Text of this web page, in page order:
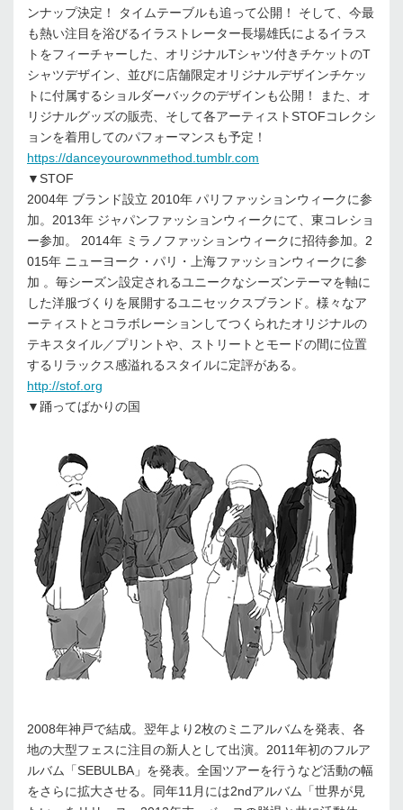
ンナップ決定！ タイムテーブルも追って公開！ そして、今最
も熱い注目を浴びるイラストレーター長場雄氏によるイラス
トをフィーチャーした、オリジナルTシャツ付きチケットのT
シャツデザイン、並びに店舗限定オリジナルデザインチケッ
トに付属するショルダーバックのデザインも公開！ また、オ
リジナルグッズの販売、そして各アーティストSTOFコレクシ
ョンを着用してのパフォーマンスも予定！
https://danceyourownmethod.tumblr.com
▼STOF
2004年 ブランド設立 2010年 パリファッションウィークに参
加。2013年 ジャパンファッションウィークにて、東コレショ
ー参加。 2014年 ミラノファッションウィークに招待参加。2
015年 ニューヨーク・パリ・上海ファッションウィークに参
加 。毎シーズン設定されるユニークなシーズンテーマを軸に
した洋服づくりを展開するユニセックスブランド。様々なア
ーティストとコラボレーションしてつくられたオリジナルの
テキスタイル／プリントや、ストリートとモードの間に位置
するリラックス感溢れるスタイルに定評がある。
http://stof.org
▼踊ってばかりの国
2008年神戸で結成。翌年より2枚のミニアルバムを発表、各
地の大型フェスに注目の新人として出演。2011年初のフルア
ルバム「SEBULBA」を発表。全国ツアーを行うなど活動の幅
をさらに拡大させる。同年11月には2ndアルバム「世界が見